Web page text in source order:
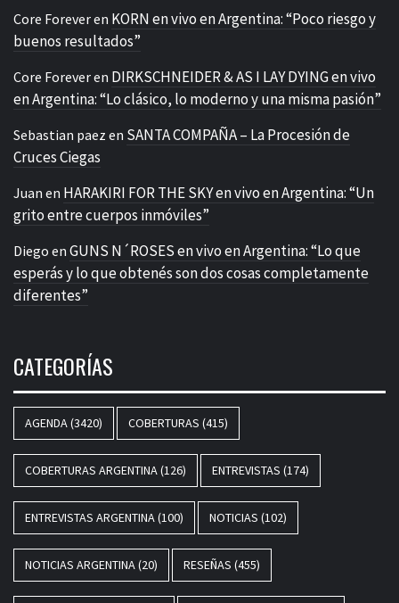
Core Foreveren KORN en vivo en Argentina: “Poco riesgo y
buenos resultados”
Core Foreveren DIRKSCHNEIDER & AS I LAY DYING en vivo
en Argentina: “Lo clásico, lo moderno y una misma pasión”
Sebastian paez en SANTA COMPAÑA – La Procesión de
Cruces Ciegas
Juan en HARAKIRI FOR THE SKY en vivo en Argentina: “Un
grito entre cuerpos inmóviles”
Diego en GUNS N´ROSES en vivo en Argentina: “Lo que
esperás y lo que obtenés son dos cosas completamente
diferentes”
CATEGORÍAS
AGENDA(3420) COBERTURAS (415)
COBERTURAS ARGENTINA(126) ENTREVISTAS (174)
ENTREVISTAS ARGENTINA(100) NOTICIAS (102)
NOTICIAS ARGENTINA(20) RESEÑAS (455)